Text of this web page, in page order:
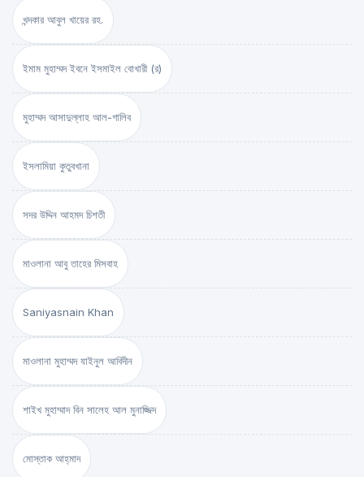
খন্দকার আবুল খায়ের রহ.
ইমাম মুহাম্মদ ইবনে ইসমাইল বোখারী (র)
মুহাম্মদ আসাদুল্লাহ আল-গালিব
ইসলামিয়া কুতুবখানা
সদর উদ্দিন আহমদ চিশতী
মাওলানা আবু তাহের মিসবাহ
Saniyasnain Khan
মাওলানা মুহাম্মদ যাইনুল আবিদীন
শাইখ মুহাম্মাদ বিন সালেহ আল মুনাজ্জিদ
মোস্তাক আহ্‌মাদ